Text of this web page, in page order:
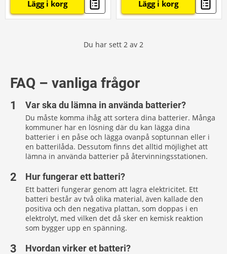
Lägg i korg Lägg i korg
Du har sett 2 av 2
FAQ – vanliga frågor
Var ska du lämna in använda batterier?
Du måste komma ihåg att sortera dina batterier. Många
kommuner har en lösning där du kan lägga dina
batterier i en påse och lägga ovanpå soptunnan eller i
en batterilåda. Dessutom finns det alltid möjlighet att
lämna in använda batterier på återvinningsstationen.
Hur fungerar ett batteri?
Ett batteri fungerar genom att lagra elektricitet. Ett
batteri består av två olika material, även kallade den
positiva och den negativa plattan, som doppas i en
elektrolyt, med vilken det då sker en kemisk reaktion
som bygger upp en spänning.
Hvordan virker et batteri?